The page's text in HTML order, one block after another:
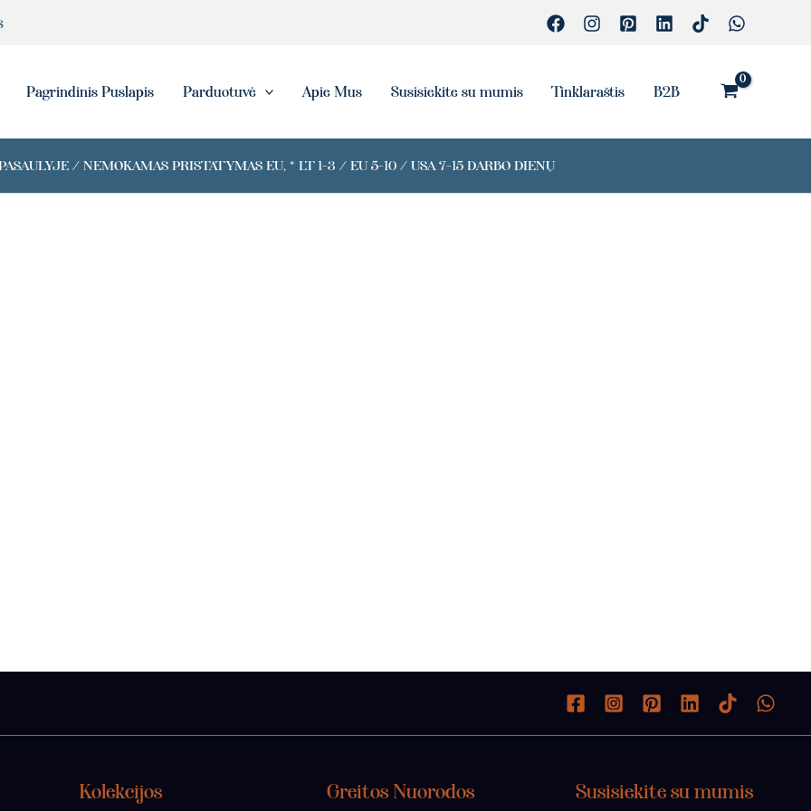
Pagrindinis Puslapis Parduotuvė Apie Mus Susisiekite su mumis Tinklaraštis B2B
/ NEMOKAMAS PRISTATYMAS EU, * LT 1-3 / EU 5-10 / USA 7-15 DARBO DIENŲ
Kolekcijos Greitos Nuorodos Susisiekite su mumis